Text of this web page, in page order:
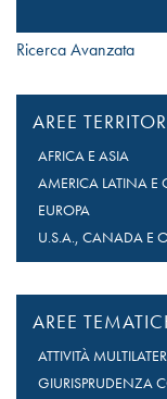
Ricerca Avanzata
AREE
AFRICA E ASIA
AMERICA LATINA E
EUROPA
U.S.A., CANADA E
AREE
ATTIVITÀ
GIURISPRUDENZA